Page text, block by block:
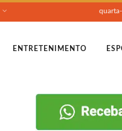
ENTRETENIMENTO